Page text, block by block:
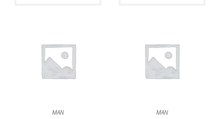
MAN MAN